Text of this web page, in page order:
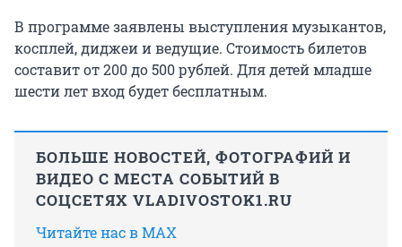
В программе заявлены выступления музыкантов,
косплей, диджеи и ведущие. Стоимость билетов
составит от 200 до 500 рублей. Для детей младше
шести лет вход будет бесплатным.
БОЛЬШЕ НОВОСТЕЙ, ФОТОГРАФИЙ И
ВИДЕО С МЕСТА СОБЫТИЙ В
СОЦСЕТЯХ VLADIVOSTOK1.RU
Читайте нас в MAX